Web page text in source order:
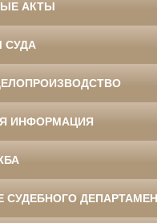
АКТЫ
СУДА
ИНФОРМАЦИЯ
СУДЕБНОГО